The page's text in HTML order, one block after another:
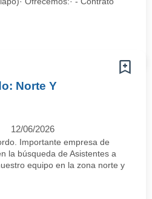
Norte Y
12/06/2026
Importante empresa de
la búsqueda de Asistentes a
equipo en la zona norte y